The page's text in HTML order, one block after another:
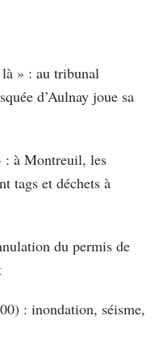
» : au tribunal
d’Aulnay joue sa
: à Montreuil, les
tags et déchets à
du permis de
: inondation, séisme,